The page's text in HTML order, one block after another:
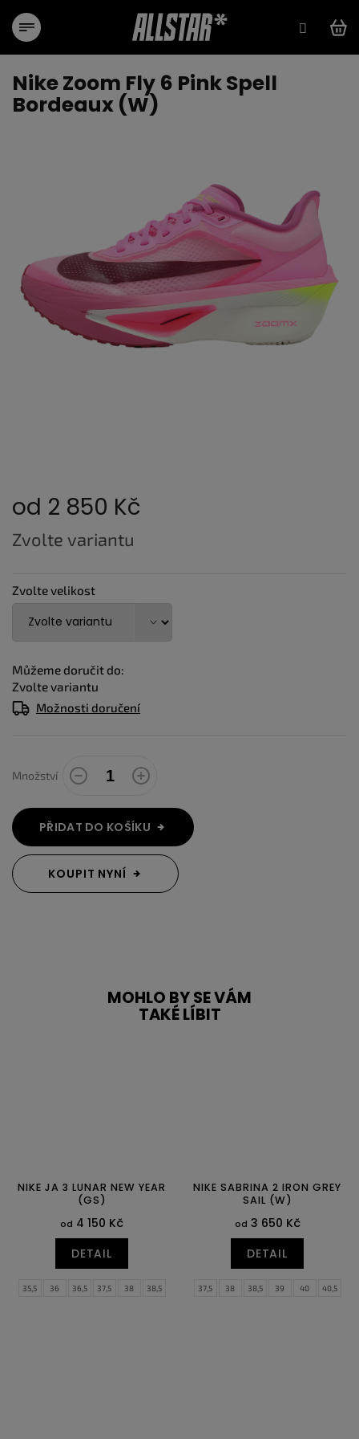
obsah
Nike Zoom Fly 6 Pink Spell
Bordeaux (W)
od 2 850 Kč
Měrná
cena:
Zvolte variantu
Zvolte velikost
Můžeme doručit do:
Zvolte variantu
Možnosti doručení
Množství
PŘIDAT DO KOŠÍKU
KOUPIT NYNÍ
MOHLO BY SE VÁM
TAKÉ LÍBIT
NIKE JA 3 LUNAR NEW YEAR
(GS)
od 4 150 Kč
DETAIL
35,5 36 36,5 37,5 38
38,5
NIKE SABRINA 2 IRON GREY
SAIL (W)
od 3 650 Kč
DETAIL
37,5 38 38,5 39 40
40,5